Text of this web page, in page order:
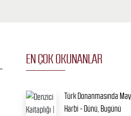
EN ÇOK OKUNANLAR
Türk Donanmasında
Harbi - Dünü, Bugünü